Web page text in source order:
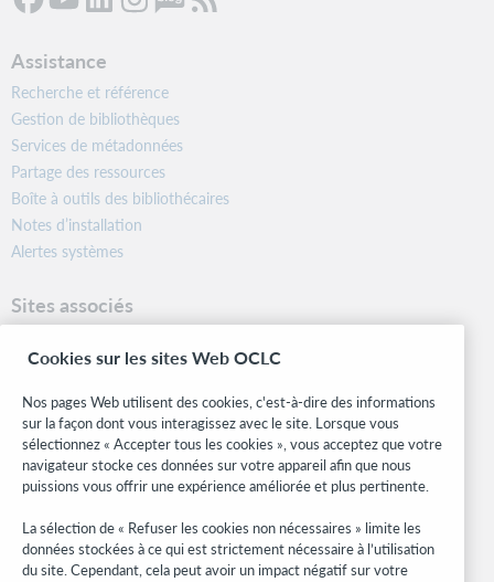
Assistance
Recherche et référence
Gestion de bibliothèques
Services de métadonnées
Partage des ressources
Boîte à outils des bibliothécaires
Notes d’installation
Alertes systèmes
Sites associés
Formats bibliographiques
Research
WebJunction
Réseau des développeurs
Soyez informé
Recevez les dernières nouvelles sur les produits et services, des
Cookies sur les sites Web OCLC
Nos pages Web utilisent des cookies, c'est-à-dire des informations
sur la façon dont vous interagissez avec le site. Lorsque vous
sélectionnez « Accepter tous les cookies », vous acceptez que votre
navigateur stocke ces données sur votre appareil afin que nous
puissions vous offrir une expérience améliorée et plus pertinente.
La sélection de « Refuser les cookies non nécessaires » limite les
données stockées à ce qui est strictement nécessaire à l’utilisation
du site. Cependant, cela peut avoir un impact négatif sur votre